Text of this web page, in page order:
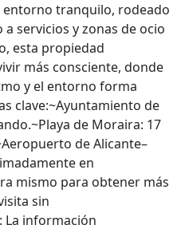
entorno tranquilo, rodeado
servicios y zonas de ocio
esta propiedad
más consciente, donde
y el entorno forma
clave:~Ayuntamiento de
de Moraira: 17
de Alicante–
en
mismo para obtener más
sin
La información